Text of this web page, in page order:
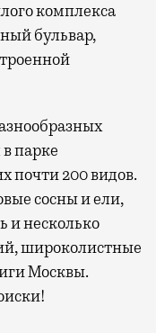
комплекса
бульвар,
парке
почти 200 видов.
сосны и ели,
и несколько
широколистные
Москвы.